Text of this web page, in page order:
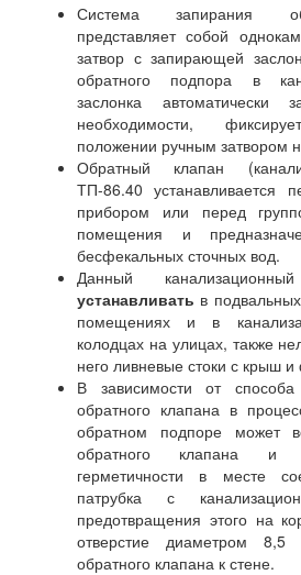
Система запирания
представляет собой
затвор с запирающей
обратного подпора в
заслонка автоматически
необходимости,
положении ручным затвором
Обратный клапан
ТП-86.40 устанавливается
прибором или перед
помещения и
бесфекальных сточных вод.
Данный
устанавливать в
помещениях и в
колодцах на улицах, также
него ливневые стоки с крыш
В зависимости от
обратного клапана в
обратном подпоре может
обратного клапана и
герметичности в месте
патрубка с
предотвращения этого на
отверстие диаметром
обратного клапана к стене.